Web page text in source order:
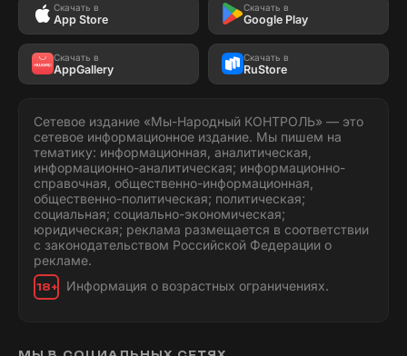
Скачать в
App Store
Скачать в
Google Play
Скачать в
AppGallery
Скачать в
RuStore
Сетевое издание «Мы-Народный КОНТРОЛЬ» — это
сетевое информационное издание. Мы пишем на
тематику: информационная, аналитическая,
информационно-аналитическая; информационно-
справочная, общественно-информационная,
общественно-политическая; политическая;
социальная; социально-экономическая;
юридическая; реклама размещается в соответствии
с законодательством Российской Федерации о
рекламе.
18+ Информация о возрастных ограничениях.